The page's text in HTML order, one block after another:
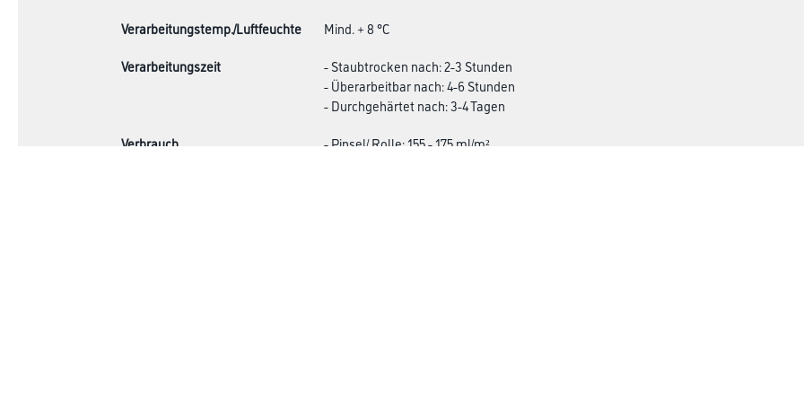
Verarbeitungstemp./Luftfeuchte
Mind. + 8 °C
Verarbeitungszeit
- Staubtrocken nach: 2-3 Stunden
- Überarbeitbar nach: 4-6 Stunden
- Durchgehärtet nach: 3-4 Tagen
Verbrauch
- Pinsel/ Rolle: 155 - 175 ml/m²